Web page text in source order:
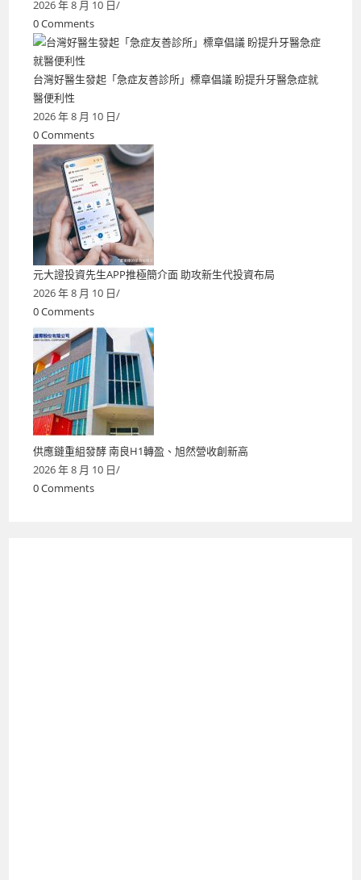
2026 年 8 月 10 日/
0 Comments
台灣好醫生發起「急症友善診所」標章倡議 盼提升牙醫急症就
醫便利性
2026 年 8 月 10 日/
0 Comments
元大證投資先生APP推極簡介面 助攻新生代投資布局
2026 年 8 月 10 日/
0 Comments
供應鏈重組發酵 南良H1轉盈、旭然營收創新高
2026 年 8 月 10 日/
0 Comments